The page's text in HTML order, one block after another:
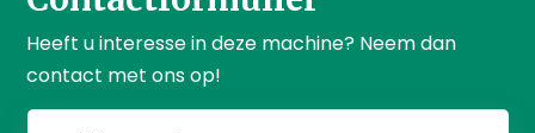
Heeft u interesse in deze machine? Neem dan
contact met ons op!